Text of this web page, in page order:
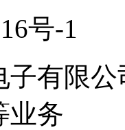
号
子有限公
业务